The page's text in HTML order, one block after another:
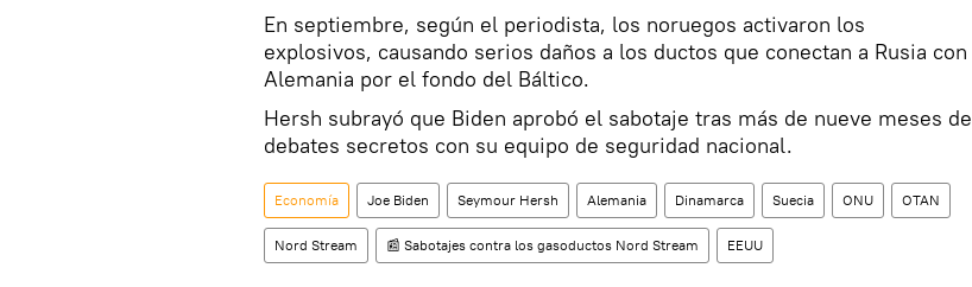
En septiembre, según el periodista, los noruegos activaron los
explosivos, causando serios daños a los ductos que conectan a Rusia con
Alemania por el fondo del Báltico.
Hersh subrayó que Biden aprobó el sabotaje tras más de nueve meses de
debates secretos con su equipo de seguridad nacional.
Economía Joe Biden Seymour Hersh Alemania Dinamarca Suecia ONU OTAN
Nord Stream 📰 Sabotajes contra los gasoductos Nord Stream EEUU